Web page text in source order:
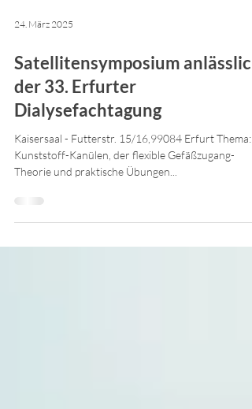
24. März 2025
Satellitensymposium anlässlich
der 33. Erfurter
Dialysefachtagung